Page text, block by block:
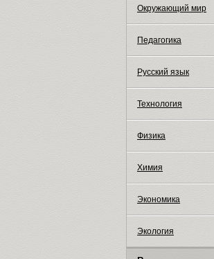
Окружающий мир
Педагогика
Русский язык
Технология
Физика
Химия
Экономика
Экология